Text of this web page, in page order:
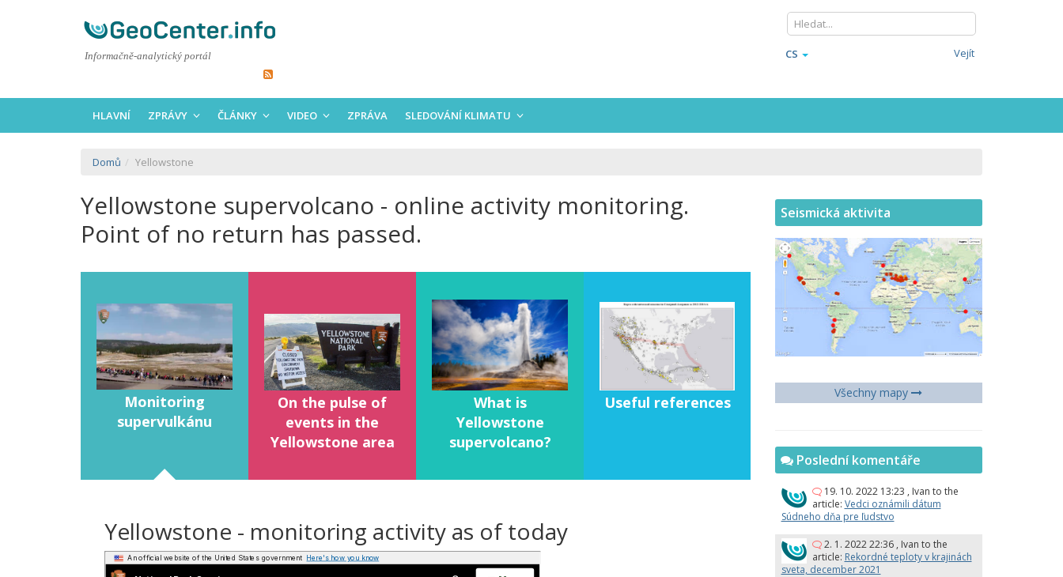
Informačně-analytický portál CS Vejít
HLAVNÍ ZPRÁVY ČLÁNKY VIDEO ZPRÁVA SLEDOVÁNÍ KLIMATU
Domů Yellowstone
Yellowstone supervolcano - online activity monitoring.
Point of no return has passed.
Monitoring
supervulkánu
On the pulse of
events in the
Yellowstone area
What is
Yellowstone
supervolcano?
Useful references
Yellowstone - monitoring activity as of today
Seismická aktivita
Všechny mapy
Poslední komentáře
19. 10. 2022 13:23 , Ivan to the
article: Vedci oznámili dátum
Súdneho dňa pre ľudstvo
2. 1. 2022 22:36 , Ivan to the
article: Rekordné teploty v krajinách
sveta, december 2021